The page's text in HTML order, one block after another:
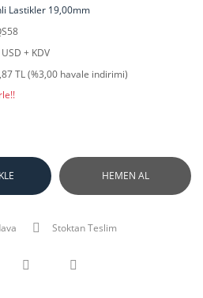
Lastikler 19,00mm
+ KDV
TL (%3,00 havale indirimi)
HEMEN AL
Stoktan Teslim